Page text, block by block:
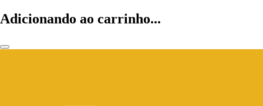
Adicionando ao carrinho...